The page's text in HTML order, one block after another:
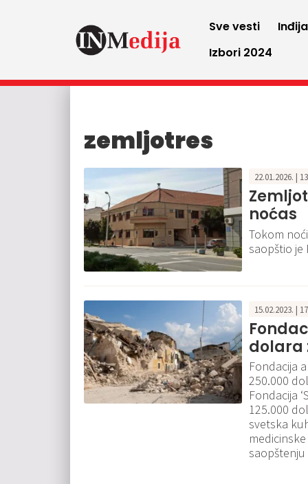
Sve vesti
Inđija
Izbori 2024
zemljotres
22.01.2026. |
noćas
Tokom
saopštio je
15.02.2023. |
dolara
Fondacija
250.000
Fondacija
125.000
svetska